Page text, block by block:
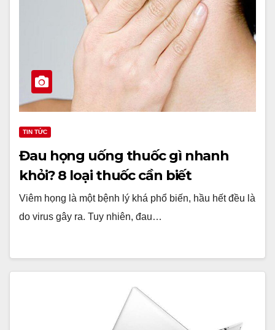
TIN TỨC
Đau họng uống thuốc gì nhanh
khỏi? 8 loại thuốc cần biết
Viêm họng là một bệnh lý khá phổ biến, hầu hết đều là
do virus gây ra. Tuy nhiên, đau…